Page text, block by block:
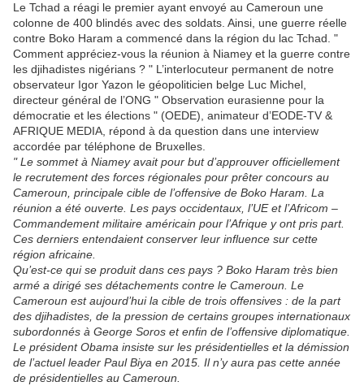
Le Tchad a réagi le premier ayant envoyé au Cameroun une
colonne de 400 blindés avec des soldats. Ainsi, une guerre réelle
contre Boko Haram a commencé dans la région du lac Tchad. "
Comment appréciez-vous la réunion à Niamey et la guerre contre
les djihadistes nigérians ? " L’interlocuteur permanent de notre
observateur Igor Yazon le géopoliticien belge Luс Michel,
directeur général de l’ONG " Observation eurasienne pour la
démocratie et les élections " (OEDE), animateur d’EODE-TV &
AFRIQUE MEDIA, répond à da question dans une interview
accordée par téléphone de Bruxelles.
" Le sommet à Niamey avait pour but d’approuver officiellement
le recrutement des forces régionales pour prêter concours au
Cameroun, principale cible de l’offensive de Boko Haram. La
réunion a été ouverte. Les pays occidentaux, l’UE et l’Africom –
Commandement militaire américain pour l’Afrique y ont pris part.
Ces derniers entendaient conserver leur influence sur cette
région africaine.
Qu’est-ce qui se produit dans ces pays ? Boko Haram très bien
armé a dirigé ses détachements contre le Cameroun. Le
Cameroun est aujourd’hui la cible de trois offensives : de la part
des djihadistes, de la pression de certains groupes internationaux
subordonnés à George Soros et enfin de l’offensive diplomatique.
Le président Obama insiste sur les présidentielles et la démission
de l’actuel leader Paul Biya en 2015. Il n’y aura pas cette année
de présidentielles au Cameroun.